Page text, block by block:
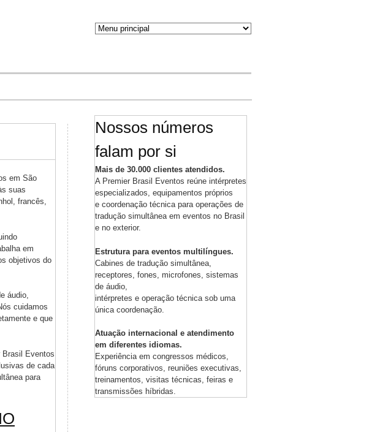
em São
suas
francês,
em
objetivos do
áudio,
cuidamos
e que
Brasil Eventos
de cada
para
Nossos números
falam por si
Mais de 30.000 clientes atendidos.
A Premier Brasil Eventos reúne intérpretes
especializados, equipamentos próprios
e coordenação técnica para operações de
tradução simultânea em eventos no Brasil
e no exterior.
Estrutura para eventos multilíngues.
Cabines de tradução simultânea,
receptores, fones, microfones, sistemas
de áudio,
intérpretes e operação técnica sob uma
única coordenação.
Atuação internacional e atendimento
em diferentes idiomas.
Experiência em congressos médicos,
fóruns corporativos, reuniões executivas,
treinamentos, visitas técnicas, feiras e
transmissões híbridas.